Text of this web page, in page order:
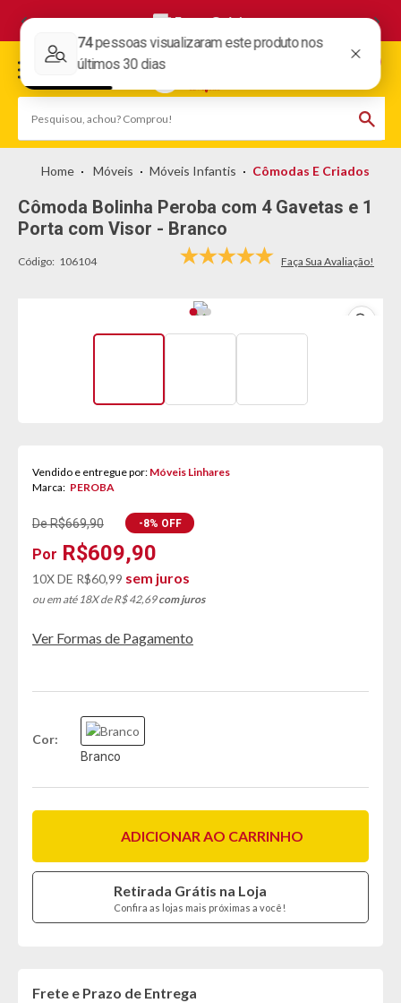
Frete Grátis
Móveis Móveis Infantis Cômodas E Criados
Cômoda Bolinha Peroba com 4 Gavetas e 1
Porta com Visor - Branco
Código: 106104
Vendido e entregue por: Móveis Linhares
Marca: PEROBA
De R$669,90
R$609,90
-8% OFF
10X DE R$60,99 sem juros
ou em até 18X de R$ 42,69com juros
Ver Formas de Pagamento
Cor
Branco
ADICIONAR AO CARRINHO
Retirada Grátis na Loja
Confira as lojas mais próximas a você!
Frete e Prazo de Entrega